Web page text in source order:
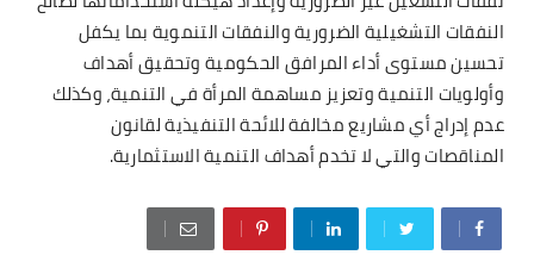
النفقات التشغيلية الضرورية والنفقات التنموية بما يكفل
تحسين مستوى أداء المرافق الحكومية وتحقيق أهداف
وأولويات التنمية وتعزيز مساهمة المرأة في التنمية، وكذلك
عدم إدراج أي مشاريع مخالفة للائحة التنفيذية لقانون
المناقصات والتي لا تخدم أهداف التنمية الاستثمارية.